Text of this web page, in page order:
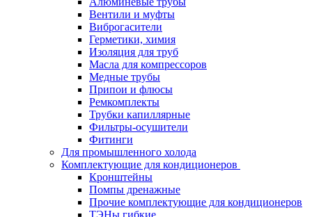
Вентили и муфты
Виброгасители
Герметики, химия
Изоляция для труб
Масла для компрессоров
Медные трубы
Припои и флюсы
Ремкомплекты
Трубки капиллярные
Фильтры-осушители
Фитинги
Для промышленного холода
Комплектующие для кондиционеров
Кронштейны
Помпы дренажные
Прочие комплектующие для кондиционеров
ТЭНы гибкие